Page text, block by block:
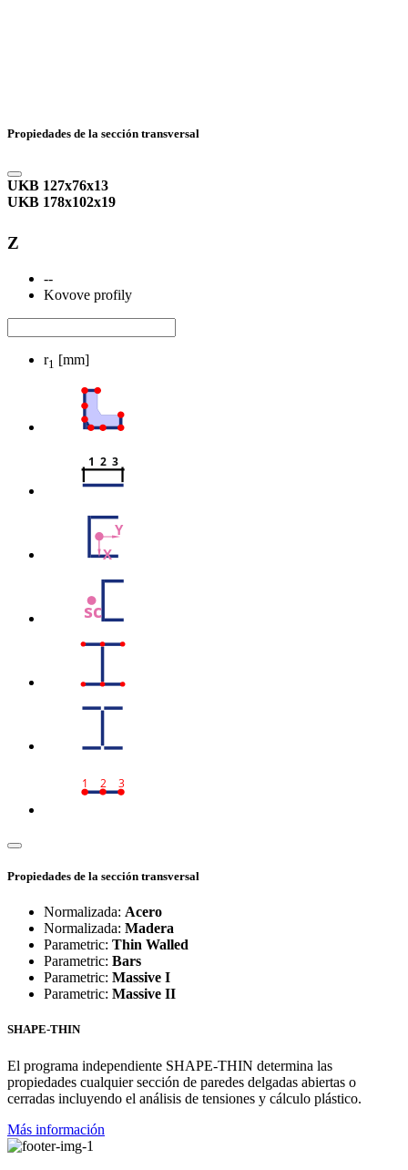
Propiedades de la sección transversal
UKB 127x76x13
UKB 178x102x19
Z
--
Kovove profily
r1 [mm]
1  2  3
Y
X
sc
1 2 3
Propiedades de la sección transversal
Normalizada: Acero
Normalizada: Madera
Parametric: Thin Walled
Parametric: Bars
Parametric: Massive I
Parametric: Massive II
SHAPE-THIN
El programa independiente SHAPE-THIN determina las
propiedades cualquier sección de paredes delgadas abiertas o
cerradas incluyendo el análisis de tensiones y cálculo plástico.
Más información